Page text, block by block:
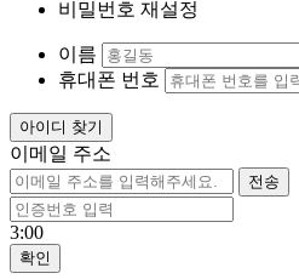
비밀번호 재설정
이름
휴대폰 번호
이메일 주소
3:00